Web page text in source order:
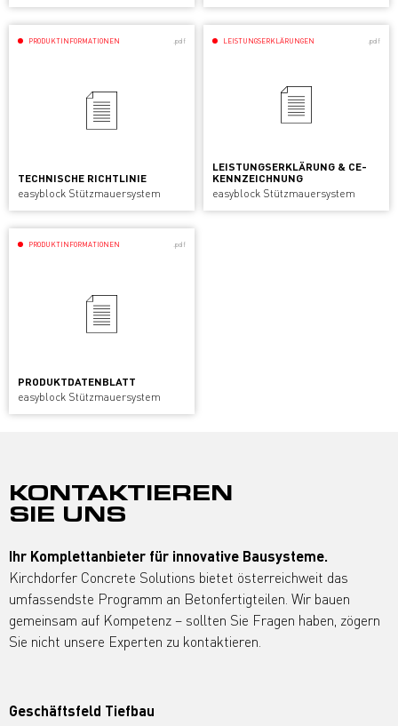
PRODUKTINFORMATIONEN .pdf
TECHNISCHE RICHTLINIE
easyblock Stützmauersystem
LEISTUNGSERKLÄRUNGEN .pdf
LEISTUNGSERKLÄRUNG & CE-
KENNZEICHNUNG
easyblock Stützmauersystem
PRODUKTINFORMATIONEN .pdf
PRODUKTDATENBLATT
easyblock Stützmauersystem
KONTAKTIEREN
SIE UNS
Ihr Komplettanbieter für innovative Bausysteme.
Kirchdorfer Concrete Solutions bietet österreichweit das
umfassendste Programm an Betonfertigteilen. Wir bauen
gemeinsam auf Kompetenz – sollten Sie Fragen haben, zögern
Sie nicht unsere Experten zu kontaktieren.
Geschäftsfeld Tiefbau